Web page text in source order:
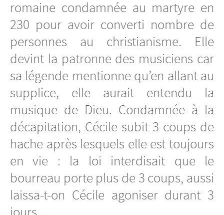
romaine condamnée au martyre en
230 pour avoir converti nombre de
personnes au christianisme. Elle
devint la patronne des musiciens car
sa légende mentionne qu’en allant au
supplice, elle aurait entendu la
musique de Dieu. Condamnée à la
décapitation, Cécile subit 3 coups de
hache après lesquels elle est toujours
en vie : la loi interdisait que le
bourreau porte plus de 3 coups, aussi
laissa-t-on Cécile agoniser durant 3